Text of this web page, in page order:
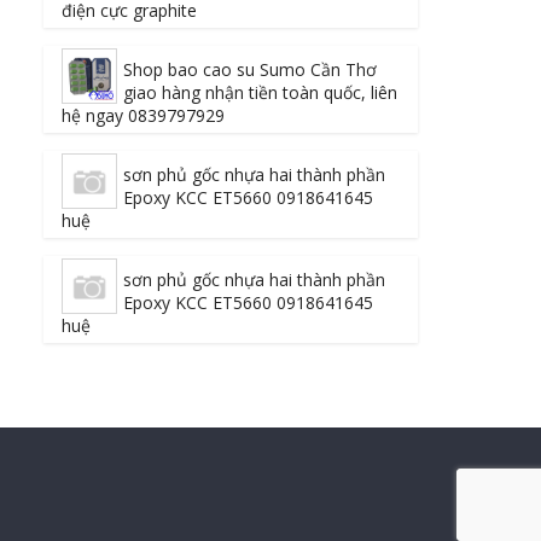
điện cực graphite
Shop bao cao su Sumo Cần Thơ
giao hàng nhận tiền toàn quốc, liên
hệ ngay 0839797929
sơn phủ gốc nhựa hai thành phần
Epoxy KCC ET5660 0918641645
huệ
sơn phủ gốc nhựa hai thành phần
Epoxy KCC ET5660 0918641645
huệ